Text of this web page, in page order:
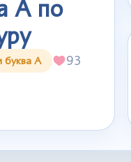
А по
буква А 93